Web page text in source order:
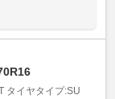
タイヤタイプ:SU